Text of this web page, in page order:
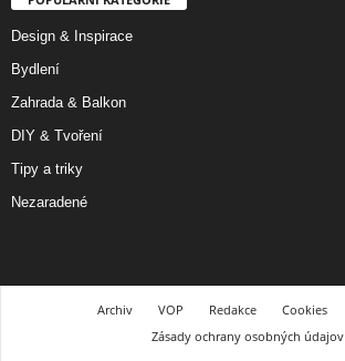
Design & Inspirace
Bydlení
Zahrada & Balkon
DIY & Tvoření
Tipy a triky
Nezaradené
Archiv VOP Redakce Cookies
Zásady ochrany osobných údajov